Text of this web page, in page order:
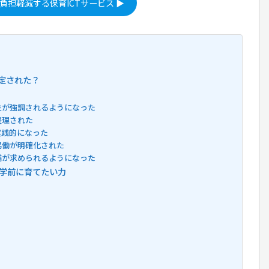
担軽減する保育ICTサービス ▶
された？
強調されるようになった
された
的になった
が明確化された
求められるようになった
前に育てたい力